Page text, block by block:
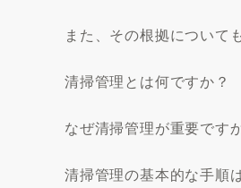
また、その根拠について
清掃管理とは何ですか？
なぜ清掃管理が重要です
清掃管理の基本的な手順